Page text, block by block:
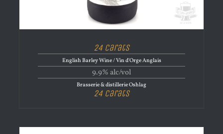
24 Carats
English Barley Wine / Vin d'Orge Anglais
9.9% alc/vol
Brasserie & distillerie Oshlag
24 Carats